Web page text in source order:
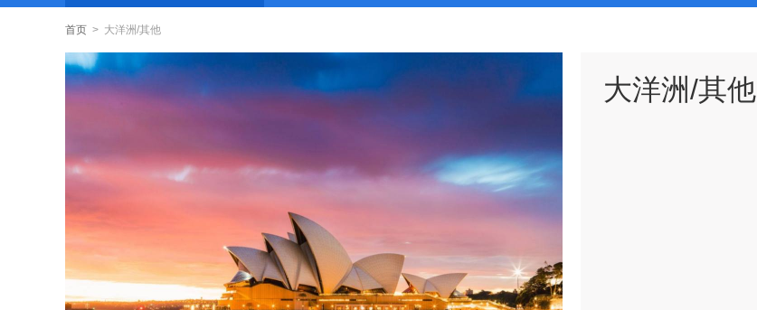
首页 > 大洋洲/其他
大洋洲/其他